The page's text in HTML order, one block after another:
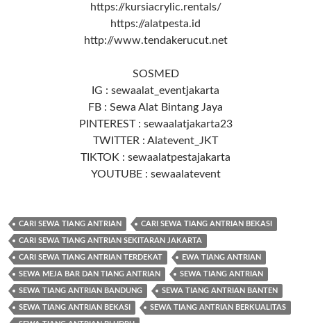
https://kursiacrylic.rentals/
https://alatpesta.id
http://www.tendakerucut.net
SOSMED
IG : sewaalat_eventjakarta
FB : Sewa Alat Bintang Jaya
PINTEREST : sewaalatjakarta23
TWITTER : Alatevent_JKT
TIKTOK : sewaalatpestajakarta
YOUTUBE : sewaalatevent
CARI SEWA TIANG ANTRIAN CARI SEWA TIANG ANTRIAN BEKASI
CARI SEWA TIANG ANTRIAN SEKITARAN JAKARTA
CARI SEWA TIANG ANTRIAN TERDEKAT EWA TIANG ANTRIAN
SEWA MEJA BAR DAN TIANG ANTRIAN SEWA TIANG ANTRIAN
SEWA TIANG ANTRIAN BANDUNG SEWA TIANG ANTRIAN BANTEN
SEWA TIANG ANTRIAN BEKASI SEWA TIANG ANTRIAN BERKUALITAS